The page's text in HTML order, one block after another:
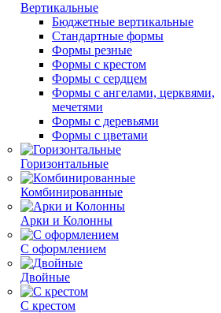
Вертикальные
Бюджетные вертикальные
Стандартные формы
Формы резные
Формы с крестом
Формы с сердцем
Формы с ангелами, церквями,
мечетями
Формы с деревьями
Формы с цветами
Горизонтальные
Комбинированные
Арки и Колонны
С оформлением
Двойные
С крестом